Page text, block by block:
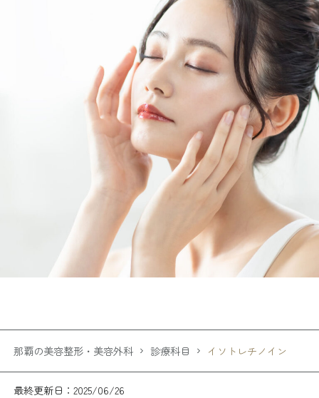
那覇の美容整形・美容外科 診療科目 イソトレチノイン
最終更新日：2025/06/26